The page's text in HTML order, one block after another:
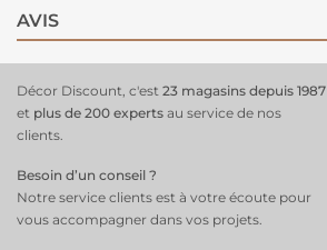
AVIS
Décor Discount, c'est 23 magasins depuis 1987
et plus de 200 experts au service de nos
clients.
Besoin d’un conseil ?
Notre service clients est à votre écoute pour
vous accompagner dans vos projets.